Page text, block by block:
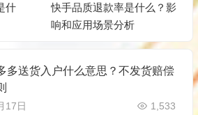
什
快手品质退款率是什么？影
响和应用场景分析
多送货入户什么意思？不发货赔偿
17日 1,533